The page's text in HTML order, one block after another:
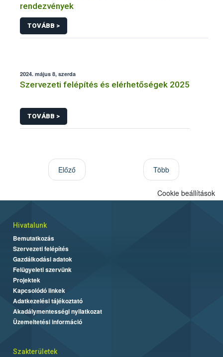
rendezvények
TOVÁBB >
2024. május 8, szerda
Szervezeti felépítés és elérhetőségek 2025
TOVÁBB >
Előző Több
Cookie beállítások
Hivatalunk
Bemutatkozás
Szervezeti felépítés
Gazdálkodási adatok
Felügyeleti szervünk
Projektek
Kapcsolódó linkek
Adatkezelési tájékoztató
Akadálymentességi nyilatkozat
Üzemeltetési információ
Szakterületek